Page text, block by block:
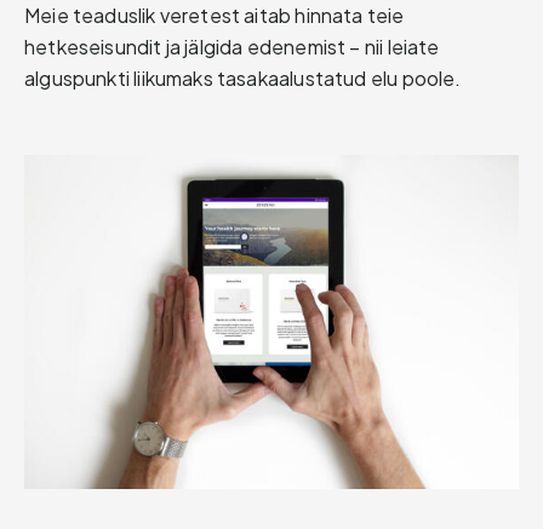
Meie teaduslik veretest aitab hinnata teie
hetkeseisundit ja jälgida edenemist – nii leiate
alguspunkti liikumaks tasakaalustatud elu poole.